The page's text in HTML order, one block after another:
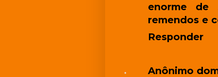
enorme de
remendos e
Responder
Anônimo